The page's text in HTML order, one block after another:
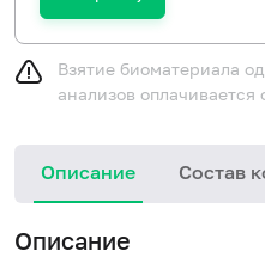
Взятие биоматериала
анализов оплачивается
Описание Состав
Описание